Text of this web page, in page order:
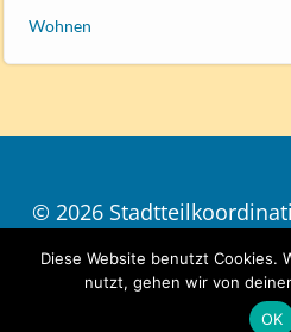
Wohnen
© 2026
| Design
Impressum und
Diese Website benutzt Cookies.
nutzt, gehen wir von
OK